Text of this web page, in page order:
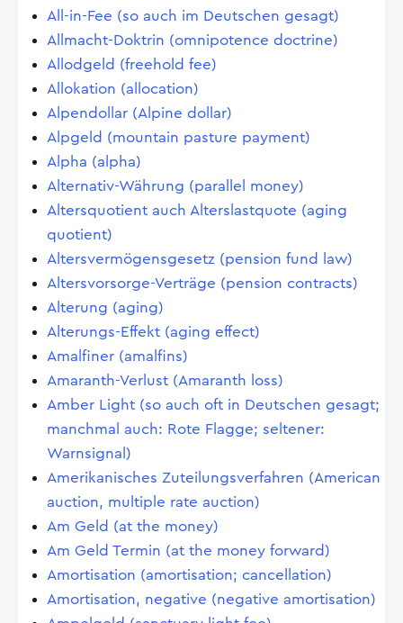
All-in-Fee (so auch im Deutschen gesagt)
Allmacht-Doktrin (omnipotence doctrine)
Allodgeld (freehold fee)
Allokation (allocation)
Alpendollar (Alpine dollar)
Alpgeld (mountain pasture payment)
Alpha (alpha)
Alternativ-Währung (parallel money)
Altersquotient auch Alterslastquote (aging
quotient)
Altersvermögensgesetz (pension fund law)
Altersvorsorge-Verträge (pension contracts)
Alterung (aging)
Alterungs-Effekt (aging effect)
Amalfiner (amalfins)
Amaranth-Verlust (Amaranth loss)
Amber Light (so auch oft in Deutschen gesagt;
manchmal auch: Rote Flagge; seltener:
Warnsignal)
Amerikanisches Zuteilungsverfahren (American
auction, multiple rate auction)
Am Geld (at the money)
Am Geld Termin (at the money forward)
Amortisation (amortisation; cancellation)
Amortisation, negative (negative amortisation)